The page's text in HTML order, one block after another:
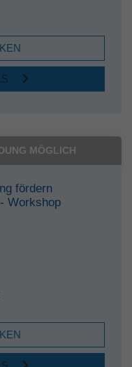
MÖGLICH
fördern
Workshop